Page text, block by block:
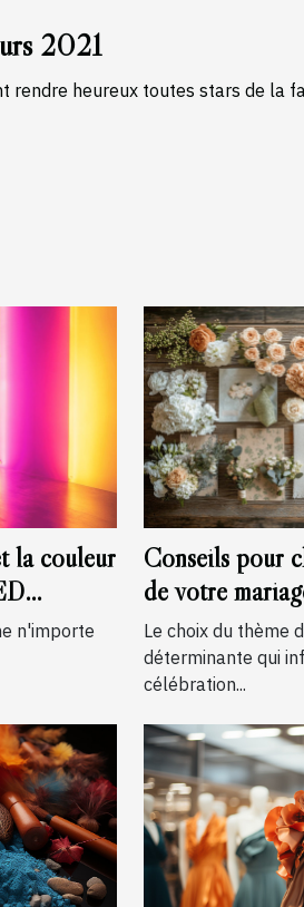
2021
rendre heureux toutes stars de la
la couleur
n'importe
Conseils pour
de votre
Le choix du thème
déterminante qui
célébration...